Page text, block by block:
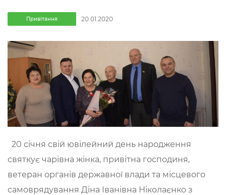
Привітання 20.01.2020
20 січня свій ювілейний день народження
святкує чарівна жінка, привітна господиня,
ветеран органів державної влади та місцевого
самоврядування Діна Іванівна Ніколаєнко з